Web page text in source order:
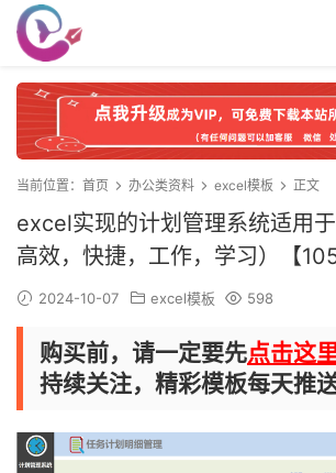
当前位置： 首页 办公类资料 excel模板 正文
excel实现的计划管理系统适用于
高效，快捷，工作，学习）【
2024-10-07 excel模板 598
购买前，请一定要先点击这
持续关注，精彩模板每天推